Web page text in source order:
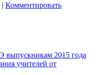
| Комментировать
выпускникам 2015 года
учителей от